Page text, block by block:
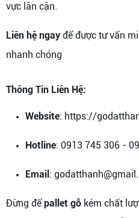
vực lân cận.
Liên hệ ngay để được tư vấn
nhanh chóng
Thông Tin Liên Hệ:
Website: https://
Hotline: 0913 745 306 -
Email :
Đừng đểpallet gỗ kém chất